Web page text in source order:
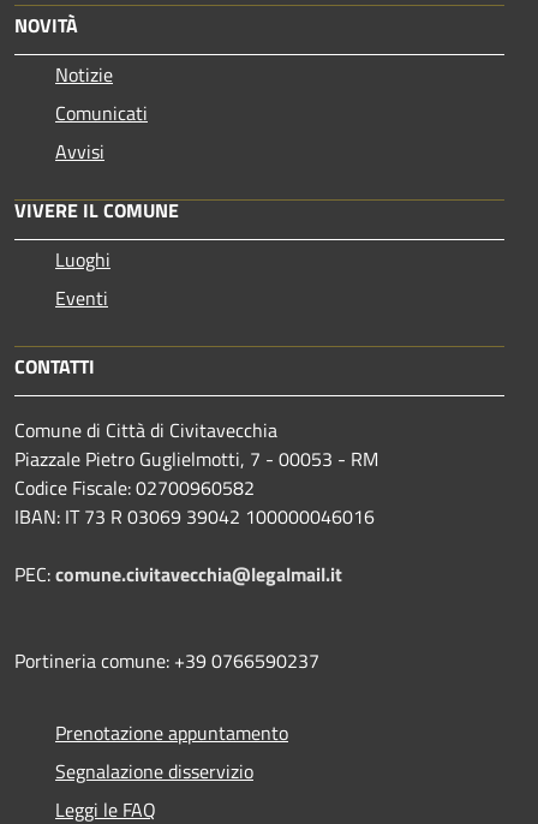
NOVITÀ
Notizie
Comunicati
Avvisi
VIVERE IL COMUNE
Luoghi
Eventi
CONTATTI
Comune di Città di Civitavecchia
Piazzale Pietro Guglielmotti, 7 - 00053 - RM
Codice Fiscale: 02700960582
IBAN: IT 73 R 03069 39042 100000046016
PEC:comune.civitavecchia@legalmail.it
Portineria comune: +39 0766590237
Prenotazione appuntamento
Segnalazione disservizio
Leggi le FAQ